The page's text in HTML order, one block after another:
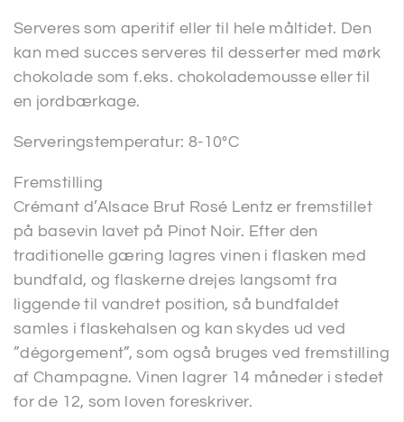
Serveres som aperitif eller til hele måltidet. Den
kan med succes serveres til desserter med mørk
chokolade som f.eks. chokolademousse eller til
en jordbærkage.
Serveringstemperatur: 8-10°C
Fremstilling
Crémant d’Alsace Brut Rosé Lentz er fremstillet
på basevin lavet på Pinot Noir. Efter den
traditionelle gæring lagres vinen i flasken med
bundfald, og flaskerne drejes langsomt fra
liggende til vandret position, så bundfaldet
samles i flaskehalsen og kan skydes ud ved
”dégorgement”, som også bruges ved fremstilling
af Champagne. Vinen lagrer 14 måneder i stedet
for de 12, som loven foreskriver.